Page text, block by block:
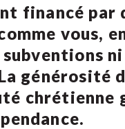
financé par
vous,
ni
générosité
chrétienne